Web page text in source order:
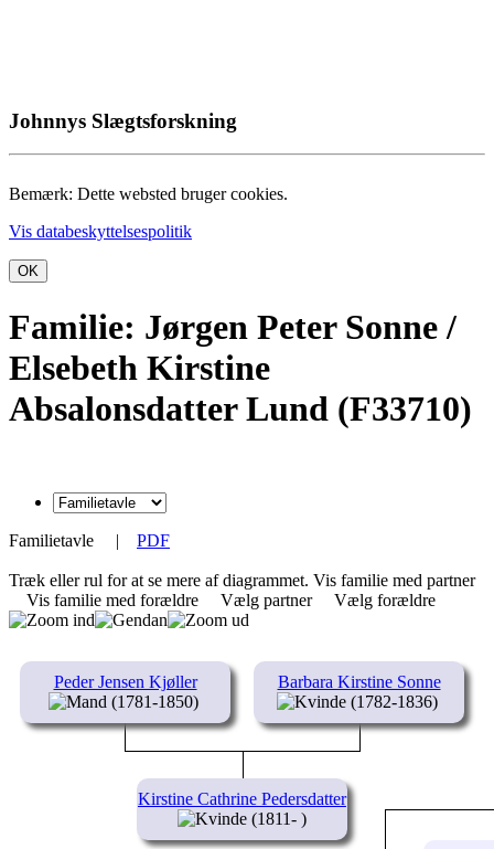
Johnnys Slægtsforskning
Bemærk: Dette websted bruger cookies.
Vis databeskyttelsespolitik
OK
Familie: Jørgen Peter Sonne /
Elsebeth Kirstine
Absalonsdatter Lund (F33710)
Familietavle | PDF
Træk eller rul for at se mere af diagrammet. Vis familie med partner
Vis familie med forældre
Vælg partner Vælg forældre
Peder Jensen Kjøller
(1781-1850)
Barbara Kirstine Sonne
(1782-1836)
Kirstine Cathrine Pedersdatter
(1811- )